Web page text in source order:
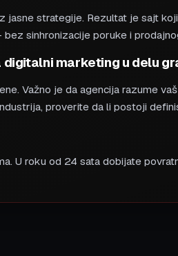
jasne strategije. Rezultat je sajt
sinhronizacije poruke i
marketing u delu
Važno je da agencija razume
proverite da li postoji
U roku od 24 sata dobijate